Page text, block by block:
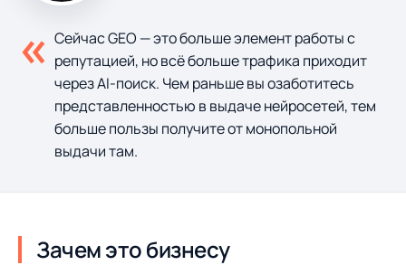
« Сейчас GEO — это больше элемент работы с
репутацией, но всё больше трафика приходит
через AI-поиск. Чем раньше вы озаботитесь
представленностью в выдаче нейросетей, тем
больше пользы получите от монопольной
выдачи там.
Зачем это бизнесу